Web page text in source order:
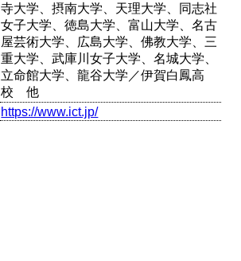
寺大学、摂南大学、天理大学、同志社
女子大学、徳島大学、富山大学、名古
屋芸術大学、広島大学、佛教大学、三
重大学、武庫川女子大学、名城大学、
立命館大学、龍谷大学／伊賀白鳳高
校 他
https://www.ict.jp/